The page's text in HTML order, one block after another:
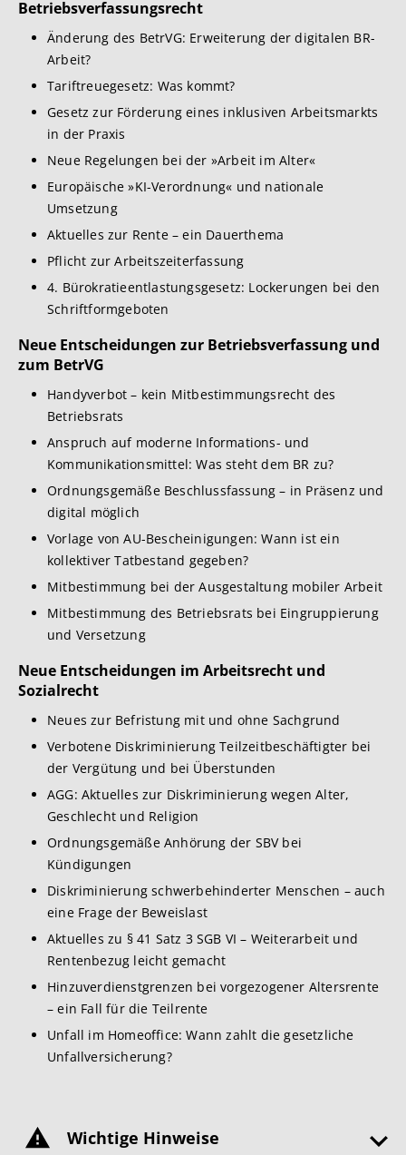
Betriebsverfassungsrecht
Änderung des BetrVG: Erweiterung der digitalen BR-
Arbeit?
Tariftreuegesetz: Was kommt?
Gesetz zur Förderung eines inklusiven Arbeitsmarkts
in der Praxis
Neue Regelungen bei der »Arbeit im Alter«
Europäische »KI-Verordnung« und nationale
Umsetzung
Aktuelles zur Rente – ein Dauerthema
Pflicht zur Arbeitszeiterfassung
4. Bürokratieentlastungsgesetz: Lockerungen bei den
Schriftformgeboten
Neue Entscheidungen zur Betriebsverfassung und
zum BetrVG
Handyverbot – kein Mitbestimmungsrecht des
Betriebsrats
Anspruch auf moderne Informations- und
Kommunikationsmittel: Was steht dem BR zu?
Ordnungsgemäße Beschlussfassung – in Präsenz und
digital möglich
Vorlage von AU-Bescheinigungen: Wann ist ein
kollektiver Tatbestand gegeben?
Mitbestimmung bei der Ausgestaltung mobiler Arbeit
Mitbestimmung des Betriebsrats bei Eingruppierung
und Versetzung
Neue Entscheidungen im Arbeitsrecht und
Sozialrecht
Neues zur Befristung mit und ohne Sachgrund
Verbotene Diskriminierung Teilzeitbeschäftigter bei
der Vergütung und bei Überstunden
AGG: Aktuelles zur Diskriminierung wegen Alter,
Geschlecht und Religion
Ordnungsgemäße Anhörung der SBV bei
Kündigungen
Diskriminierung schwerbehinderter Menschen – auch
eine Frage der Beweislast
Aktuelles zu § 41 Satz 3 SGB VI – Weiterarbeit und
Rentenbezug leicht gemacht
Hinzuverdienstgrenzen bei vorgezogener Altersrente
– ein Fall für die Teilrente
Unfall im Homeoffice: Wann zahlt die gesetzliche
Unfallversicherung?
Wichtige Hinweise